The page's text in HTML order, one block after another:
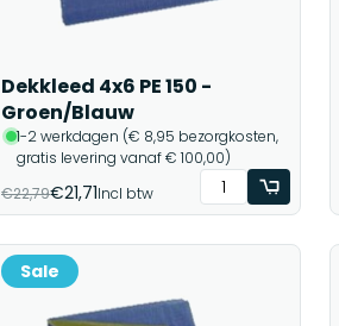
Dekkleed 4x6 PE 150 -
Groen/Blauw
1-2 werkdagen (€ 8,95 bezorgkosten,
gratis levering vanaf € 100,00)
€22,79€21,71Incl btw
Sale